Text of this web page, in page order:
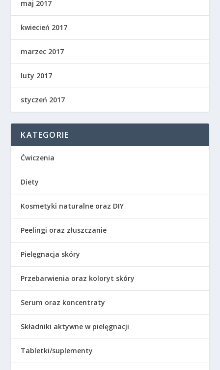
maj 2017
kwiecień 2017
marzec 2017
luty 2017
styczeń 2017
KATEGORIE
Ćwiczenia
Diety
Kosmetyki naturalne oraz DIY
Peelingi oraz złuszczanie
Pielęgnacja skóry
Przebarwienia oraz koloryt skóry
Serum oraz koncentraty
Składniki aktywne w pielęgnacji
Tabletki/suplementy